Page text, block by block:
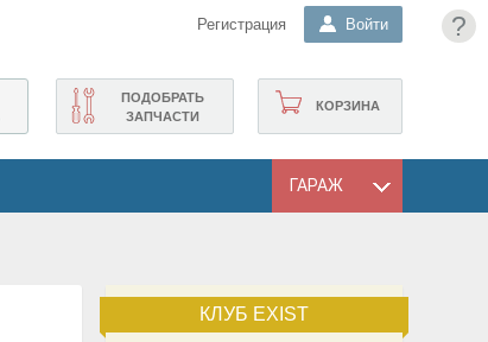
?
Регистрация Войти
КОРЗИНА
ПОДОБРАТЬ
ЗАПЧАСТИ
ГАРАЖ
КЛУБ EXIST